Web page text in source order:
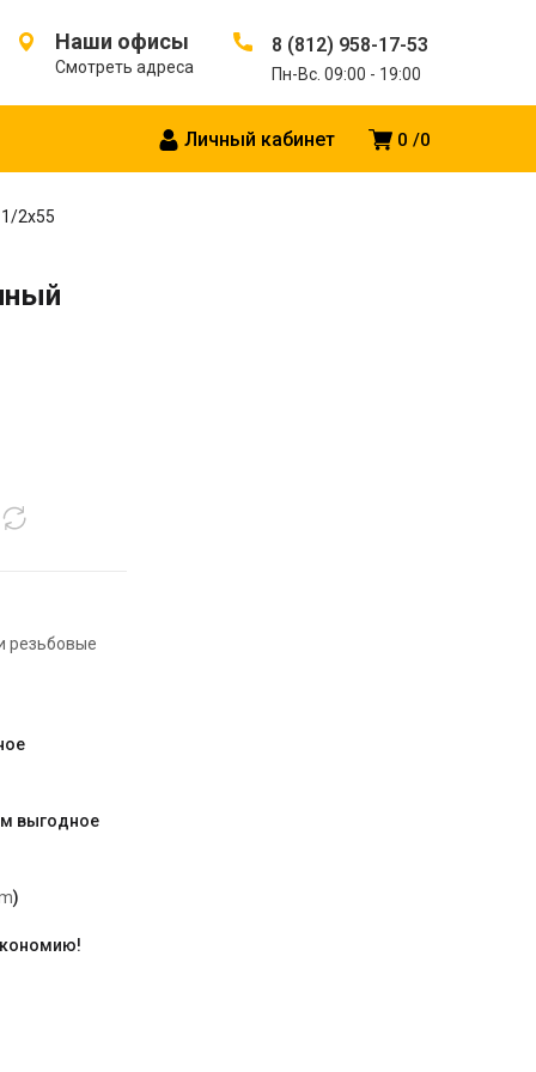
Наши офисы
Смотреть адреса
8 (812) 958-17-53
Пн-Вс. 09:00 - 19:00
0 0
Личный кабинет
2х55
резьбовые
выгодное
)